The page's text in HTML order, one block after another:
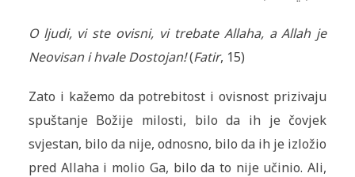
O ljudi, vi ste ovisni, vi trebate Allaha, a Allah je
Neovisan i hvale Dostojan!(Fatir, 15)
Zato i kažemo da potrebitost i ovisnost prizivaju
spuštanje Božije milosti, bilo da ih je čovjek
svjestan, bilo da nije, odnosno, bilo da ih je izložio
pred Allaha i molio Ga, bilo da to nije učinio. Ali,